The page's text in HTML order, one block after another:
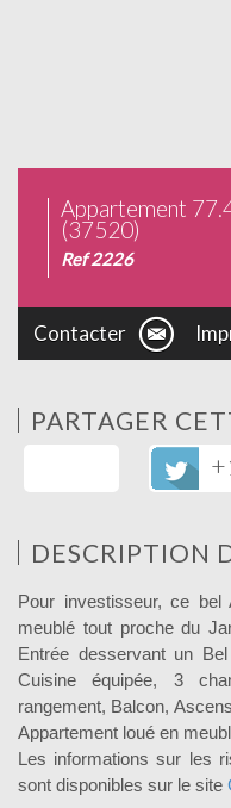
Appartement
(37520)
Ref 2226
Contacter
PARTAGER
DESCRIPTION
Pour investisseur, ce bel
meublé tout proche du
Entrée desservant un
Cuisine équipée, 3
rangement, Balcon,
Appartement loué en
Les informations sur les
sont disponibles sur le site